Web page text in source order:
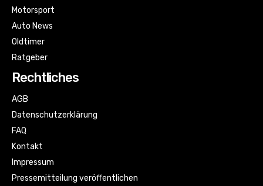
Motorsport
Auto News
Oldtimer
Ratgeber
Rechtliches
AGB
Datenschutzerklärung
FAQ
Kontakt
Impressum
Pressemitteilung veröffentlichen